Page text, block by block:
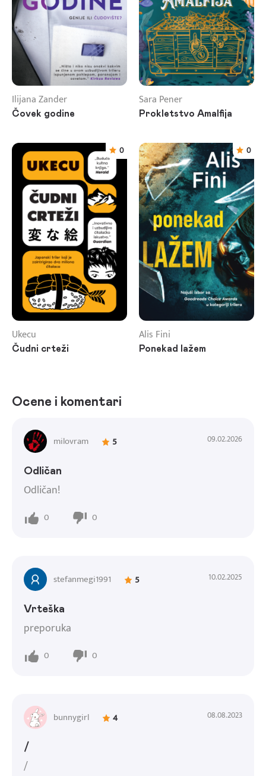
Ilijana Zander
Čovek godine
Sara Pener
Prokletstvo Amalfija
0
Ukecu
Čudni crteži
0
Alis Fini
Ponekad lažem
Ocene i komentari
milovram 5 09.02.2026
Odličan
Odličan!
0 0
stefanmegi1991 5 10.02.2025
Vrteška
preporuka
0 0
bunnygirl 4 08.08.2023
/
/